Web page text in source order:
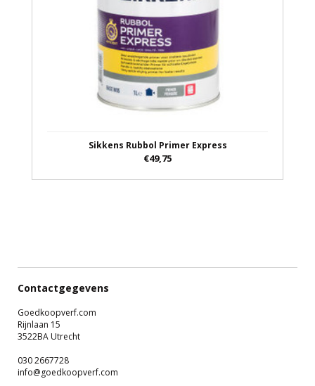
Sikkens Rubbol Primer Express
€49,75
Contactgegevens
Goedkoopverf.com
Rijnlaan 15
3522BA Utrecht
030 2667728
info@goedkoopverf.com